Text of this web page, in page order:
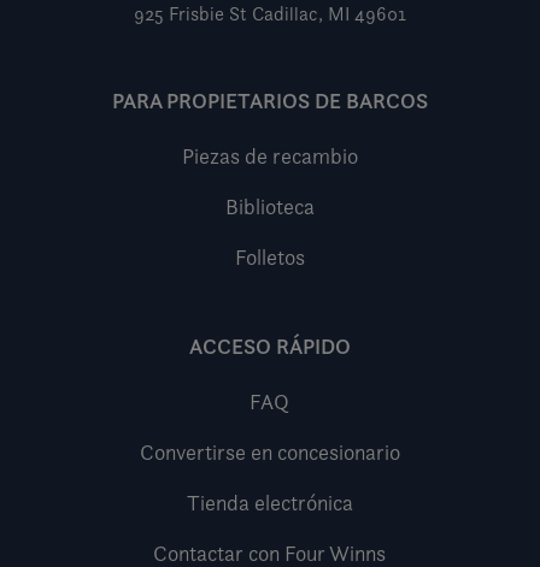
925 Frisbie St Cadillac, MI 49601
PARA PROPIETARIOS DE BARCOS
Piezas de recambio
Biblioteca
Folletos
ACCESO RÁPIDO
FAQ
Convertirse en concesionario
Tienda electrónica
Contactar con Four Winns